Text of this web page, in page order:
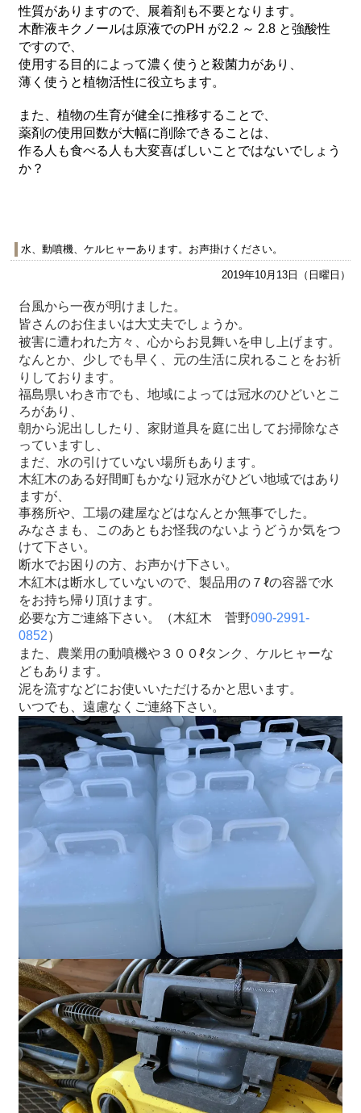
性質がありますので、展着剤も不要となります。
木酢液キクノールは原液でのPH が2.2 ～ 2.8 と強酸性
ですので、
使用する目的によって濃く使うと殺菌力があり、
薄く使うと植物活性に役立ちます。
また、植物の生育が健全に推移することで、
薬剤の使用回数が大幅に削除できることは、
作る人も食べる人も大変喜ばしいことではないでしょう
か？
水、動噴機、ケルヒャーあります。お声掛けください。
2019年10月13日（日曜日）
台風から一夜が明けました。
皆さんのお住まいは大丈夫でしょうか。
被害に遭われた方々、心からお見舞いを申し上げます。
なんとか、少しでも早く、元の生活に戻れることをお祈
りしております。
福島県いわき市でも、地域によっては冠水のひどいとこ
ろがあり、
朝から泥出ししたり、家財道具を庭に出してお掃除なさ
っていますし、
まだ、水の引けていない場所もあります。
木紅木のある好間町もかなり冠水がひどい地域ではあり
ますが、
事務所や、工場の建屋などはなんとか無事でした。
みなさまも、 このあともお怪我のないようどうか気をつ
けて下さい。
断水でお困りの方、お声かけ下さい。
木紅木は断水していないので、製品用の７ℓの容器で水
をお持ち帰り頂けます。
必要な方ご連絡下さい。（木紅木 菅野090-2991-
0852）
また、農業用の動噴機や３００ℓタンク、ケルヒャーな
どもあります。
泥を流すなどにお使いいただけるかと思います。
いつでも、遠慮なくご連絡下さい。